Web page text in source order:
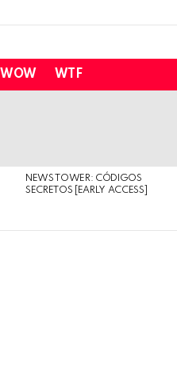
WOW WTF
NEWS TOWER: CÓDIGOS
SECRETOS [EARLY ACCESS]